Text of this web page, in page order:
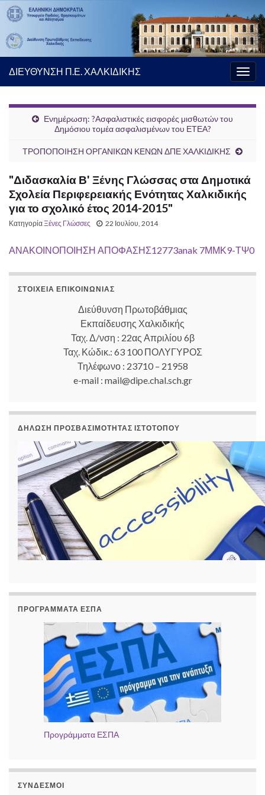
ΔΙΕΥΘΥΝΣΗ Π.Ε. ΧΑΛΚΙΔΙΚΗΣ
Ενημέρωση: ?Ασφαλιστικές εισφορές μισθωτών του
Δημόσιου τομέα ασφαλισμένων του ΕΤΕΑ?
ΤΡΟΠΟΠΟΙΗΣΗ ΟΡΓΑΝΙΚΩΝ ΚΕΝΩΝ ΔΠΕ ΧΑΛΚΙΔΙΚΗΣ
"Διδασκαλία Β' Ξένης Γλώσσας στα Δημοτικά
Σχολεία Περιφερειακής Ενότητας Χαλκιδικής
για το σχολικό έτος 2014-2015"
ΚατηγορίαΞένες Γλώσσες 22 Ιουλίου, 2014
ΑΝΑΚΟΙΝΟΠΟΙΗΣΗ ΑΠΟΦΑΣΗΣ12773anak 7ΜΜΚ9-ΤΨ0
ΣΤΟΙΧΕΊΑ ΕΠΙΚΟΙΝΩΝΊΑΣ
Διεύθυνση Πρωτοβάθμιας
Εκπαίδευσης Χαλκιδικής
Ταχ. Δ/νση : 22ας Απριλίου 6β
Ταχ. Κώδικ.: 63 100 ΠΟΛΥΓΥΡΟΣ
Τηλέφωνο : 23710 – 21958
e-mail : mail@dipe.chal.sch.gr
ΔΉΛΩΣΗ ΠΡΟΣΒΑΣΙΜΌΤΗΤΑΣ ΙΣΤΟΤΌΠΟΥ
ΠΡΟΓΡΆΜΜΑΤΑ ΕΣΠΑ
Προγράμματα ΕΣΠΑ
ΣΎΝΔΕΣΜΟΙ